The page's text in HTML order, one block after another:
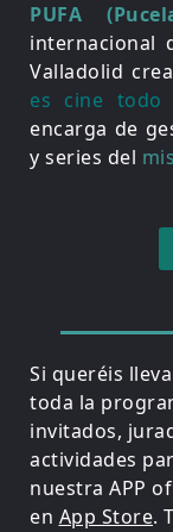
PUFA
internacional
Valladolid
es cine todo
encarga de
y series del
Si queréis
toda la
invitados,
actividades
nuestra APP
en App Store.